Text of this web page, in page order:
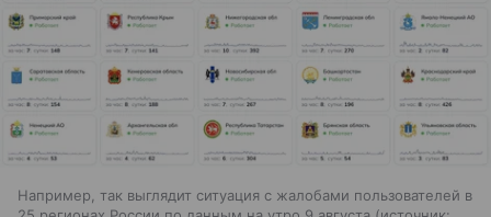
Например, так выглядит ситуация с жалобами пользователей в